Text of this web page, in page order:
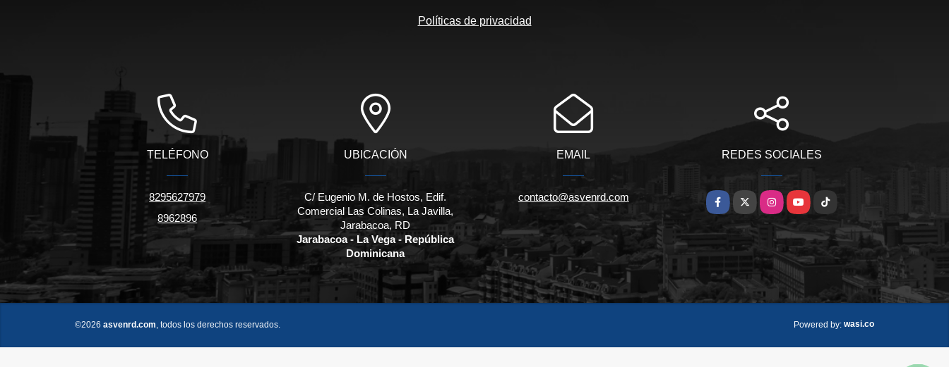
Políticas de privacidad
TELÉFONO
8295627979
8962896
UBICACIÓN
C/ Eugenio M. de Hostos, Edif.
Comercial Las Colinas, La Javilla,
Jarabacoa, RD
Jarabacoa - La Vega - República
Dominicana
EMAIL
contacto@asvenrd.com
REDES SOCIALES
Facebook
X InstagramYouTubeTikTok
©2026 asvenrd.com , todos los derechos reservados. Powered by: wasi.co